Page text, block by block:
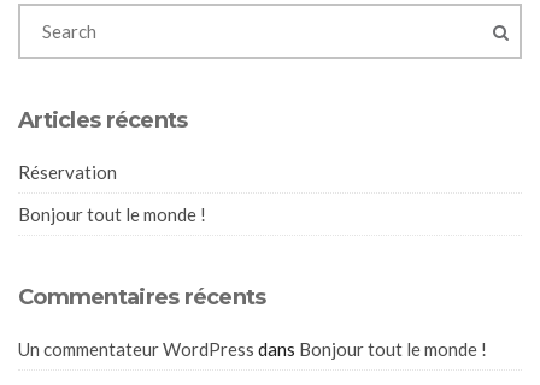
Articles récents
Réservation
Bonjour tout le monde !
Commentaires récents
Un commentateur WordPress dans Bonjour tout le monde !